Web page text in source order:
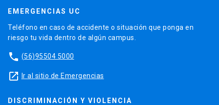
EMERGENCIAS UC
Teléfono en caso de accidente o situación que ponga en
riesgo tu vida dentro de algún campus.
phone (56)95504 5000
launch Ir al sitio de Emergencias
DISCRIMINACIÓN Y VIOLENCIA